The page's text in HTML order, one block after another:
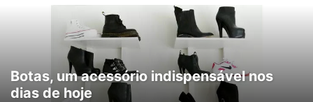
Botas, um acessório indispensável nos
dias de hoje